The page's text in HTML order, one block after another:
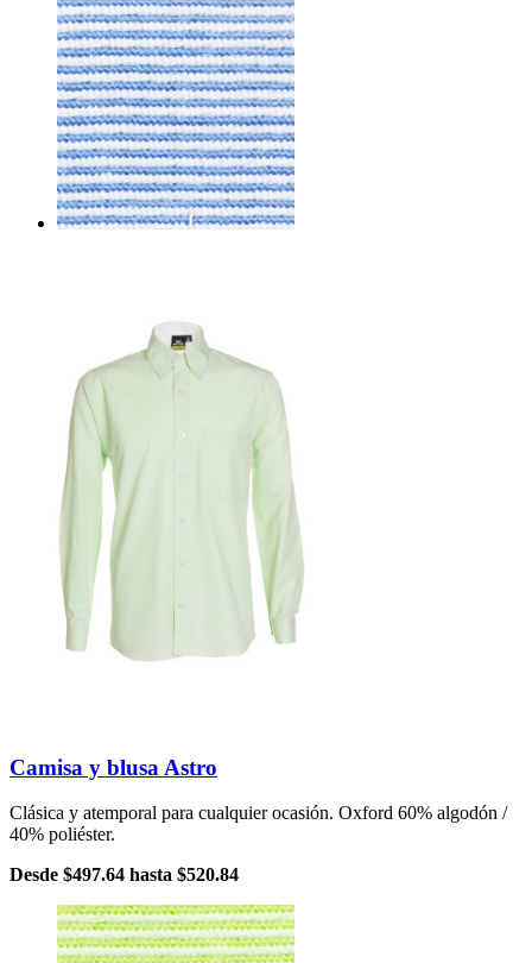
Camisa y blusa Astro
Clásica y atemporal para cualquier ocasión. Oxford 60% algodón /
40% poliéster.
Desde $497.64 hasta $520.84